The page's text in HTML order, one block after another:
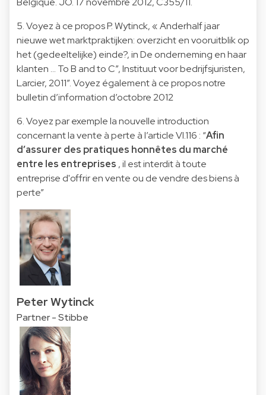
5. Voyez à ce propos P. Wytinck, « Anderhalf jaar
nieuwe wet marktpraktijken: overzicht en vooruitblik op
het (gedeeltelijke) einde?, in De onderneming en haar
klanten … To B and to C”, Instituut voor bedrijfsjuristen,
Larcier, 2011”. Voyez également à ce propos notre
bulletin d’information d’octobre 2012
6. Voyez par exemple la nouvelle introduction
concernant la vente à perte à l’article VI.116 : “Afin
d’assurer des pratiques honnêtes du marché
entre les entreprises , il est interdit à toute
entreprise d'offrir en vente ou de vendre des biens à
perte”
Peter Wytinck
Partner - Stibbe